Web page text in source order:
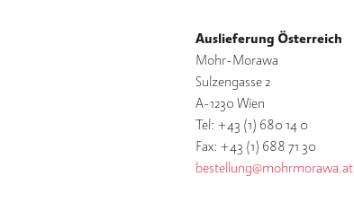
Auslieferung Österreich
Mohr-Morawa
Sulzengasse 2
A-1230 Wien
Tel: +43 (1) 680 14 0
Fax: +43 (1) 688 71 30
bestellung@mohrmorawa.at